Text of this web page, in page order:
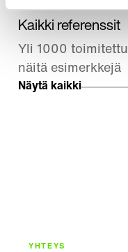
Kaikki referenssit
Yli 1000
näitä esimerkkejä
Näytä kaikki
YHTEYS